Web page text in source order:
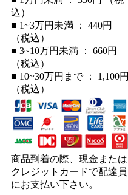
込）
■ 1~3万円未満 ： 440円
（税込）
■ 3~10万円未満 ： 660円
（税込）
■ 10~30万円まで ： 1,100円
（税込）
商品到着の際、現金または
クレジットカードで配達員
にお支払い下さい。